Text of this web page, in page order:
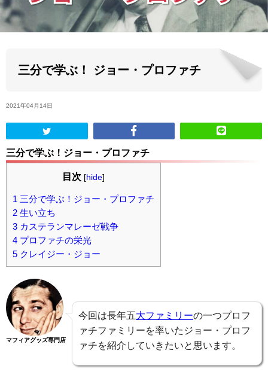
三分で学ぶマフィア暗黒史 名言・悩み相談
時事ニュース 書籍紹介
ABOUT US
オンラインストア
お問い合わせ
三分で学ぶ！ ジョー・プロファチ
2021年04月14日
三分で学ぶ！ジョー・プロファチ
目次 [hide]
1 三分で学ぶ！ジョー・プロファチ
2 生い立ち
3 カステランマレーゼ戦争
4 プロファチの栄光
5 クレイジー・ジョー
マフィアグッズ専門店
今回は長年五大ファミリーの一つプロフ
ァチファミリーを率いたジョー・プロフ
ァチを紹介していきたいと思います。